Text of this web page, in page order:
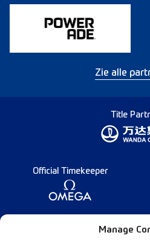
Manage
Zie alle
Title
Official Timekeeper
Founding